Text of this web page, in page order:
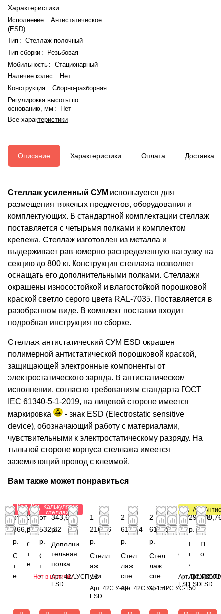
Характеристики
Исполнение : Антистатическое
(ESD)
Тип : Стеллаж полочный
Тип сборки:
Резьбовая
Мобильность : Стационарный
Наличие колес :
Нет
Конструкция : Сборно-разборная
Регулировка высоты по
основанию, мм :
Нет
Все характеристики
Описание Характеристики Оплата Доставка
Стеллаж усиленный СУМ используется для
размещения тяжелых предметов, оборудования и
комплектующих. В стандартной комплектации стеллаж
поставляется с четырьмя полками и комплектом
крепежа. Стеллаж изготовлен из металла и
выдерживает равномерно распределенную нагрузку на
секцию до 800 кг. Конструкция стеллажа позволяет
оснащать его дополнительными полками. Стеллажи
окрашены износостойкой и влагостойкой порошковой
краской светло серого цвета RAL-7035. Поставляется в
разобранном виде. В комплект поставки входит
подробная инструкция по сборке.
Стеллаж антистатический СУМ ESD окрашен
полимерной антистатической порошковой краской,
защищающей электронные компоненты от
электростатического заряда. В антистатическом
исполнении, согласно требованиям стандарта ГОСТ
IEC 61340-5-1-2019, на лицевой стороне имеется
маркировка
- знак ESD (Electrostatic sensitive
device), обозначающий работу с материалами,
чувствительными к электростатическому разряду. На
тыльной стороне корпуса стеллажа имеется
заземляющий провод с клеммой.
Вам также может понравиться
Калькулятор
стеллажей
от
866,64
р.
С
т
е
Калькулятор
стеллажей
0
р.
С
т
е
Нет в наличии
Калькулятор
стеллажей
от
532,32
р.
С
т
е
343,68
р.
Дополни
тельная
полка
для
стеллаж
Арт.42А.УСП-12-
ESD
1
216,56
р.
Стелл
аж
униве
рсаль
ный
Арт. 42С.У-02-
ESD
2
616,24
р.
Стел
лаж
спец
иаль
Арт. 42С.УС-150
2
616,24
р.
Стел
лаж
спец
иаль
Арт.42С.УС-150
267
р.
П
о
л
к
а
Арт.ПСУ-800-
ESD
298,68
р.
П
о
л
к
а
Арт.ПСУ-
ESD
р.
П
о
лк
а
д
Арт.
ESD